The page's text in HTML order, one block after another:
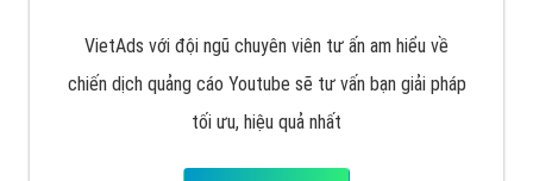
VietAds với đội ngũ chuyên viên tư ấn am hiểu về
chiến dịch quảng cáo Youtube sẽ tư vấn bạn giải pháp
tối ưu, hiệu quả nhất